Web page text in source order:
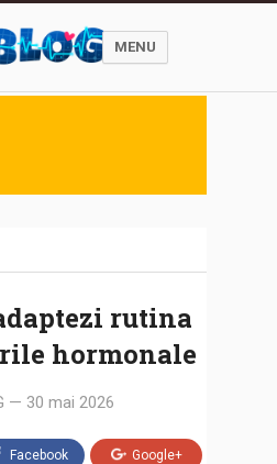
MENU
rutina
hormonale
— 30 mai 2026
Facebook Google+